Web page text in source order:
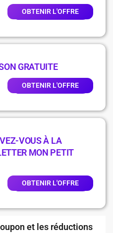
OBTENIR L'OFFRE
GRATUITE
OBTENIR L'OFFRE
VOUS À LA
MON PETIT
OBTENIR L'OFFRE
et les réductions